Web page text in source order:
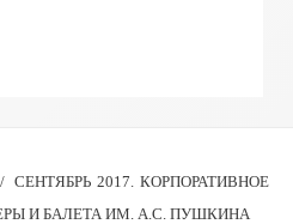
/ СЕНТЯБРЬ 2017. КОРПОРАТИВНОЕ
И БАЛЕТА ИМ. А.С. ПУШКИНА